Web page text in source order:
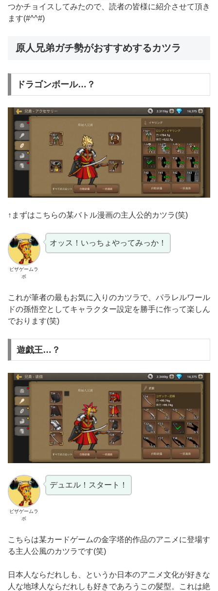
つかチョイスしてみたので、読者の皆様に紹介させて頂き
ます(#^^#)
原人兄弟ガチ勢がおすすめするカツラ
ドラゴンボール…？
↑まずはこちらの某バトル漫画の主人公的カツラ(笑)
ピザゲームラ
ボ
オッス！いっちょやってみっか！
これが筆者の最もお気に入りのカツラで、パラレルワール
ドの孫悟空としてキャラクター設定を勝手に作って楽しん
でおります(笑)
遊戯王…？
ピザゲームラ
ボ
デュエル！スタート！
こちらは某カードゲームの金字塔的作品のアニメに登場す
る主人公風のカツラです(笑)
日本人ならだれしも、というか日本のアニメ文化が好きな
人な地球人ならだれしも好きであろうこの髪型。これは絶